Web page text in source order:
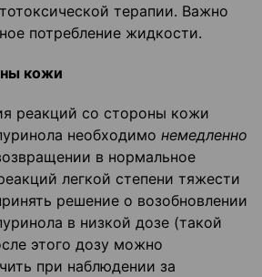
терапии. Важно
потребление жидкости.
кожи
реакций со стороны кожи
необходимо немедленно
в нормальное
легкой степени тяжести
решение о возобновлении
в низкой дозе (такой
этого дозу можно
при наблюдении за